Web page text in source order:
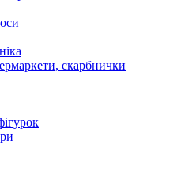
скарбнички